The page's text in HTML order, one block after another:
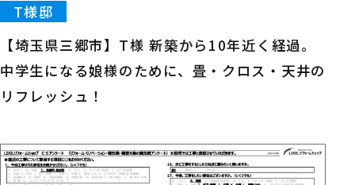
T様邸
【埼玉県三郷市】T様 新築から10年近く経過。
中学生になる娘様のために、畳・クロス・天井の
リフレッシュ！